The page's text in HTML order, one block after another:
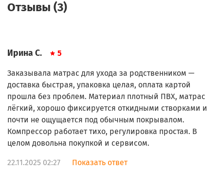
Отзывы (3)
Ирина С. 5
Заказывала матрас для ухода за родственником —
доставка быстрая, упаковка целая, оплата картой
прошла без проблем. Материал плотный ПВХ, матрас
лёгкий, хорошо фиксируется откидными створками и
почти не ощущается под обычным покрывалом.
Компрессор работает тихо, регулировка простая. В
целом довольна покупкой и сервисом.
22.11.2025 02:27 Показать ответ